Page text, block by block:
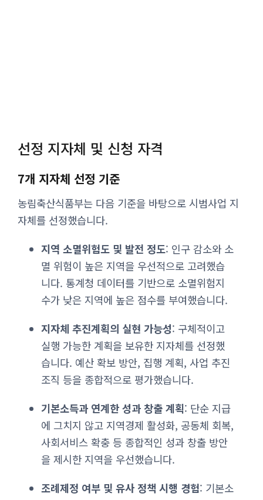
선정 지자체 및 신청 자격
7개 지자체 선정 기준
농림축산식품부는 다음 기준을 바탕으로 시범사업 지
자체를 선정했습니다.
지역 소멸위험도 및 발전 정도: 인구 감소와 소
멸 위험이 높은 지역을 우선적으로 고려했습
니다. 통계청 데이터를 기반으로 소멸위험지
수가 낮은 지역에 높은 점수를 부여했습니다.
지자체 추진계획의 실현 가능성: 구체적이고
실행 가능한 계획을 보유한 지자체를 선정했
습니다. 예산 확보 방안, 집행 계획, 사업 추진
조직 등을 종합적으로 평가했습니다.
기본소득과 연계한 성과 창출 계획: 단순 지급
에 그치지 않고 지역경제 활성화, 공동체 회복,
사회서비스 확충 등 종합적인 성과 창출 방안
을 제시한 지역을 우선했습니다.
조례제정 여부 및 유사 정책 시행 경험: 기본소